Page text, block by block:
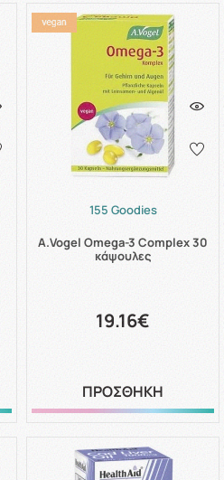
155 Goodies
A.Vogel Omega-3 Complex 30
κάψουλες
19.16€
ΠΡΟΣΘΗΚΗ